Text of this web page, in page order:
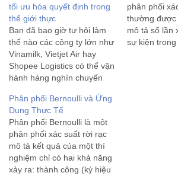
tối ưu hóa quyết định trong
thế giới thực
Bạn đã bao giờ tự hỏi làm
thế nào các công ty lớn như
Vinamilk, Vietjet Air hay
Shopee Logistics có thể vận
hành hàng nghìn chuyến
khổng lồ và tối ưu chi phí
chỉ trong tích tắc? Bí quyết
nằm ở một ngành…
phân phối
thường được
mô tả số lần
sự kiện
Phân phối Bernoulli và Ứng
Dụng Thực Tế
Phân phối Bernoulli là một
phân phối xác suất rời rạc
mô tả kết quả của một thí
nghiệm chỉ có hai khả năng
xảy ra: thành công (ký hiệu